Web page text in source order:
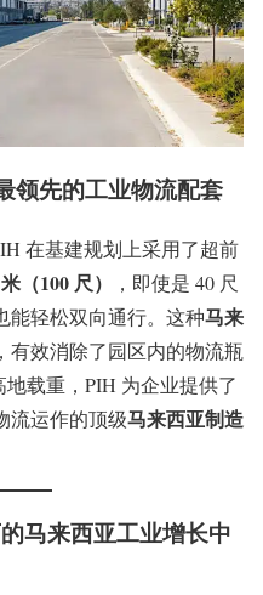
领先的工业物流配套
在基建规划上采用了超前
（100 尺）
，即使是 40 尺
能轻松双向通行。这种马来
有效消除了园区内的物流瓶
地载重，PIH 为企业提供了
流运作的顶级马来西亚制造
马来西亚工业增长中